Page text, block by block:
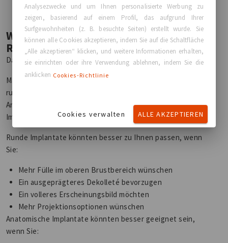
Welche Implantatform Ist Die
Richtige Für Sie?
Darauf gibt es keine allgemeingültige Antwort.
Manche Patientinnen lieben die Weichheit und Fülle
runder Implantate.
Andere bevorzugen die dezente Kontur anatomischer
Implantate.
Runde Implantate könnten besser zu Ihnen passen, wenn
Sie:
Mehr Fülle im oberen Brustbereich wünschen
Ein ausgeprägteres Dekolleté bevorzugen
Ein volleres Erscheinungsbild möchten
Mehr Projektionsoptionen wünschen
Anatomische Implantate könnten besser geeignet sein,
wenn Sie:
Analysezwecke und um Ihnen personalisierte Werbung zu
zeigen, basierend auf einem Profil, das aufgrund Ihrer
Surfgewohnheiten (z. B. besuchte Seiten) erstellt wurde. Sie
können alle Cookies akzeptieren, indem Sie auf die Schaltfläche
„Alle akzeptieren“ klicken, und weitere Informationen erhalten,
sie einrichten oder ihre Verwendung ablehnen, indem Sie die
anklicken Cookies-Richtlinie
Cookies verwalten ALLE AKZEPTIEREN